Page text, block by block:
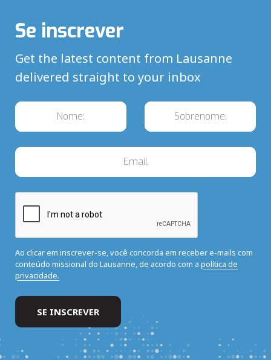
Se inscrever
Get the latest content from Lausanne
delivered straight to your inbox
Ao clicar em inscrever-se, você concorda em receber e-mails com
conteúdo missional do Lausanne, de acordo com a política de
privacidade.